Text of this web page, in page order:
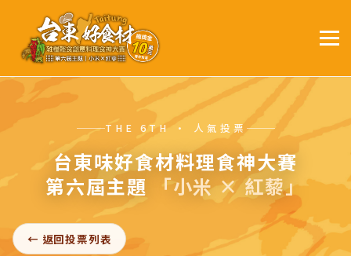
THE 6TH · 人氣投票
台東味好食材料理食神大賽
第六屆主題 「小米 × 紅藜」
← 返回投票列表